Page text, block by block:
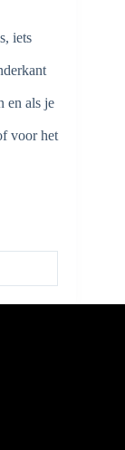
iets
en als je
voor het